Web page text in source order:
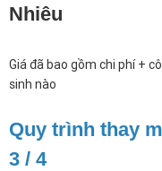
Nhiêu
Giá đã bao gồm chi phí +
sinh nào
Quy trình thay
3 / 4